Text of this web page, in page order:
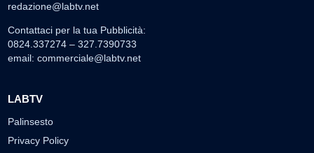
redazione@labtv.net
Contattaci per la tua Pubblicità:
0824.337274 – 327.7390733
email: commerciale@labtv.net
LABTV
Palinsesto
Privacy Policy